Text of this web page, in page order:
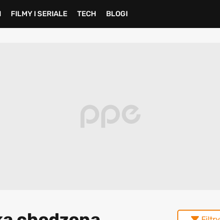
FILMY I SERIALE TECH BLOGI